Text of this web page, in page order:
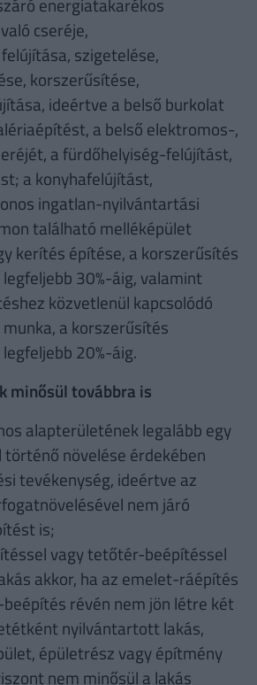
cseréje,
szigetelése,
korszerűsítése,
ideértve a belső burkolat
a belső elektromos-,
a fürdőhelyiség-felújítást,
a konyhafelújítást,
ingatlan-nyilvántartási
található melléképület
kerítés építése, a korszerűsítés
30%-áig, valamint
közvetlenül kapcsolódó
a korszerűsítés
20%-áig.
minősül továbbra is
alapterületének legalább egy
történő növelése érdekében
tevékenység, ideértve az
nem járó
is;
vagy tetőtér-beépítéssel
akkor, ha az emelet-ráépítés
révén nem jön létre két
nyilvántartott lakás,
épületrész vagy építmény
nem minősül a lakás